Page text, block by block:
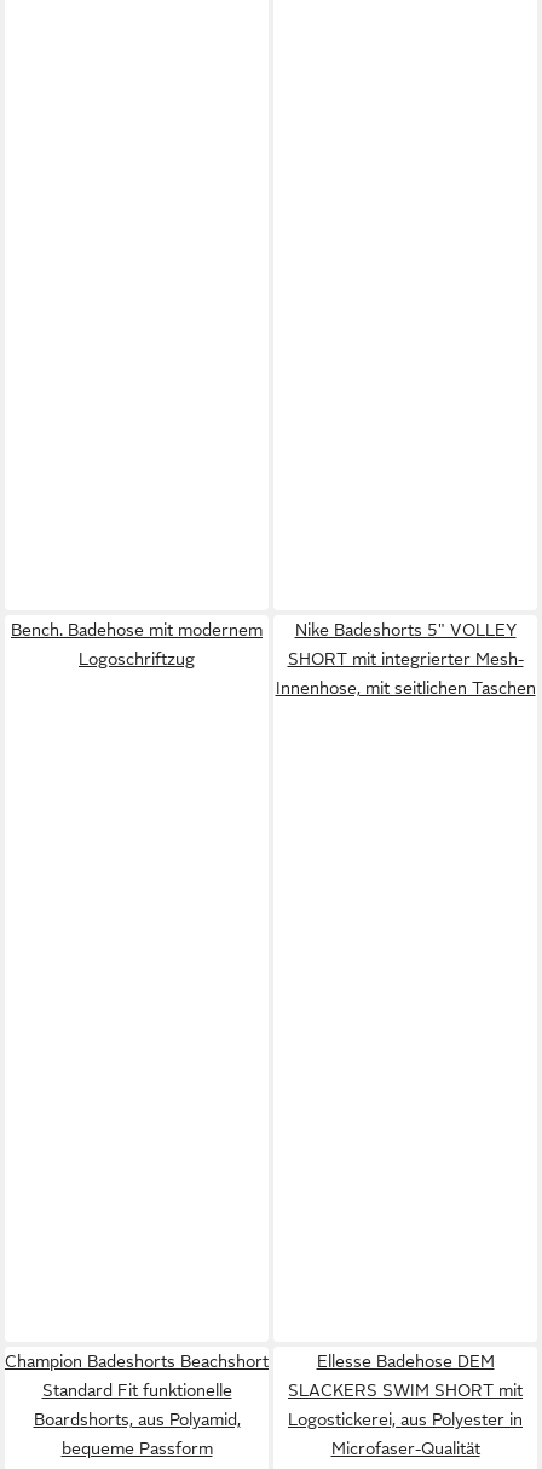
Bench. Badehose mit modernem
Logoschriftzug
Nike Badeshorts 5" VOLLEY
SHORT mit integrierter Mesh-
Innenhose, mit seitlichen Taschen
Champion Badeshorts Beachshort
Standard Fit funktionelle
Boardshorts, aus Polyamid,
bequeme Passform
Ellesse Badehose DEM
SLACKERS SWIM SHORT mit
Logostickerei, aus Polyester in
Microfaser-Qualität